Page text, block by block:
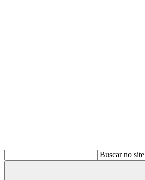
Buscar no site